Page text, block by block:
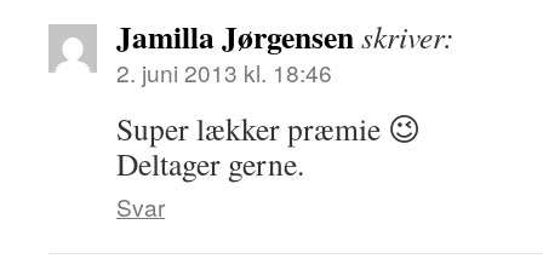
Jamilla Jørgensenskriver:
2. juni 2013 kl. 18:46
Super lækker præmie 😉
Deltager gerne.
Svar